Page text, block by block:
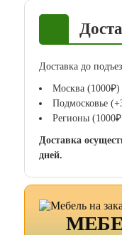
Доставка до
Москва (1000₽)
Подмосковье
Регионы
Доставка
дней.